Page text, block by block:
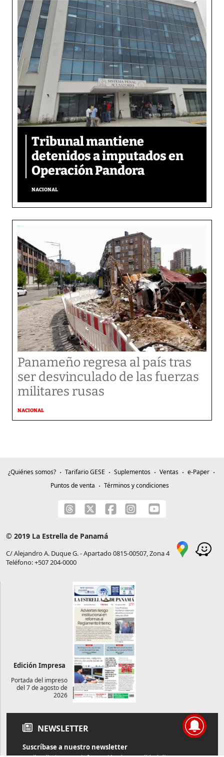
Tribunal mantiene
detenidos a imputados en
Operación Pandora
NACIONAL
Panameño regresa al país tras
ser desvinculado de las fuerzas
militares rusas
NACIONAL
¿Quiénes somos? Tarifario GESE Suplementos Ventas
e-Paper
Puntos de venta
Términos y condiciones
© 2019 La Estrella de Panamá
C/ Alejandro A. Duque G. - Apartado 0815-00507, Zona 4
Teléfono: +507 204-0000
Edición Impresa
Portada del impreso
del 7 de agosto de
2026
NEWSLETTER
Suscríbase a nuestro newsletter